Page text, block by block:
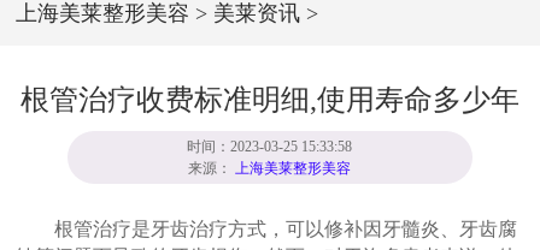
上海美莱整形美容 > 美莱资讯 >
根管治疗收费标准明细,使用寿命多少年
时间：2023-03-25 15:33:58
来源：上海美莱整形美容
根管治疗是牙齿治疗方式，可以修补因牙髓炎、牙齿腐